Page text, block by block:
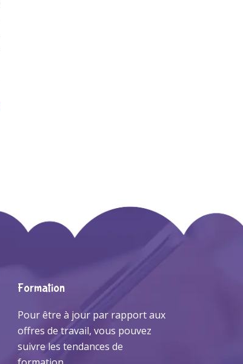
Formation
Pour être à jour par rapport aux
offres de travail, vous pouvez
suivre les tendances de